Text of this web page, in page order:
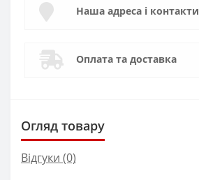
Наша адреса і контакти
Оплата та доставка
Огляд товару
Відгуки (0)